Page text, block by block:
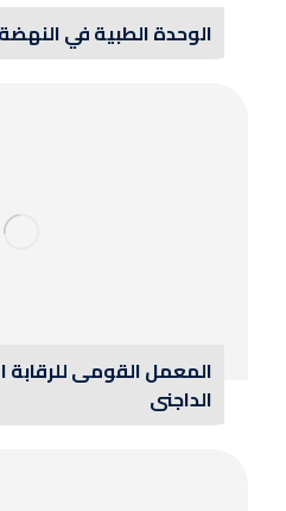
الوحدة الطبية في النهضة
المعمل القومى للرقابة
الداجنى